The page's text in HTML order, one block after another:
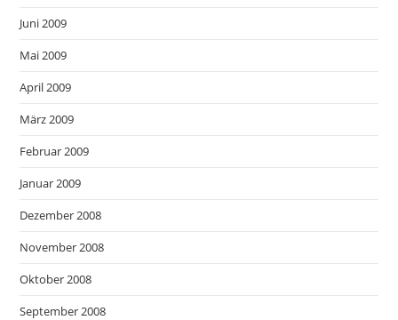
Juni 2009
Mai 2009
April 2009
März 2009
Februar 2009
Januar 2009
Dezember 2008
November 2008
Oktober 2008
September 2008